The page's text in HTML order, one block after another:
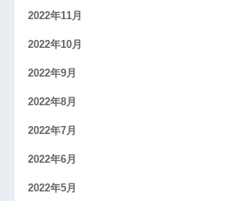
2022年11月
2022年10月
2022年9月
2022年8月
2022年7月
2022年6月
2022年5月